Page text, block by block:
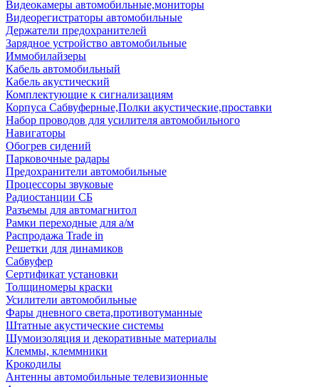
Видеокамеры автомобильные,мониторы
Видеорегистраторы автомобильные
Держатели предохранителей
Зарядное устройство автомобильные
Иммобилайзеры
Кабель автомобильный
Кабель акустический
Комплектующие к сигнализациям
Корпуса Сабвуферные,Полки акустические,проставки
Набор проводов для усилителя автомобильного
Навигаторы
Обогрев сидений
Парковочные радары
Предохранители автомобильные
Процессоры звуковые
Радиостанции СБ
Разъемы для автомагнитол
Рамки переходные для а/м
Распродажа Trade in
Решетки для динамиков
Сабвуфер
Сертификат установки
Толщиномеры краски
Усилители автомобильные
Фары дневного света,противотуманные
Штатные акустические системы
Шумоизоляция и декоративные материалы
Клеммы, клеммники
Крокодилы
Антенны автомобильные телевизионные